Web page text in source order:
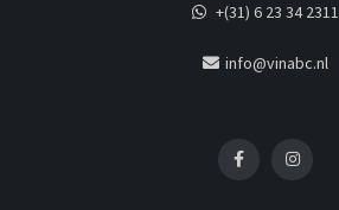
+(31) 6 23 34 2311
info@vinabc.nl